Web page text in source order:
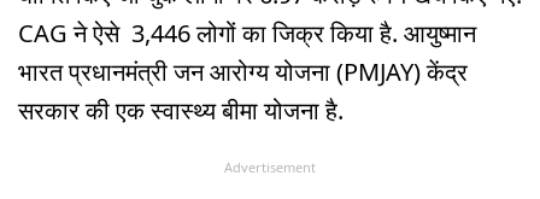
CAG ने ऐसे 3,446 लोगों का जिक्र किया है. आयुष्मान
भारत प्रधानमंत्री जन आरोग्य योजना (PMJAY) केंद्र
सरकार की एक स्वास्थ्य बीमा योजना है.
Advertisement